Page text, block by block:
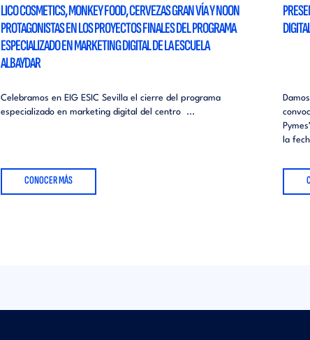
LICO COSMETICS, MONKEY FOOD, CERVEZAS GRAN VÍA Y NOON
PROTAGONISTAS EN LOS PROYECTOS FINALES DEL PROGRAMA
ESPECIALIZADO EN MARKETING DIGITAL DE LA ESCUELA
ALBAYDAR
Celebramos en EIG ESIC Sevilla el cierre del programa
especializado en marketing digital del centro ...
CONOCER MÁS
la